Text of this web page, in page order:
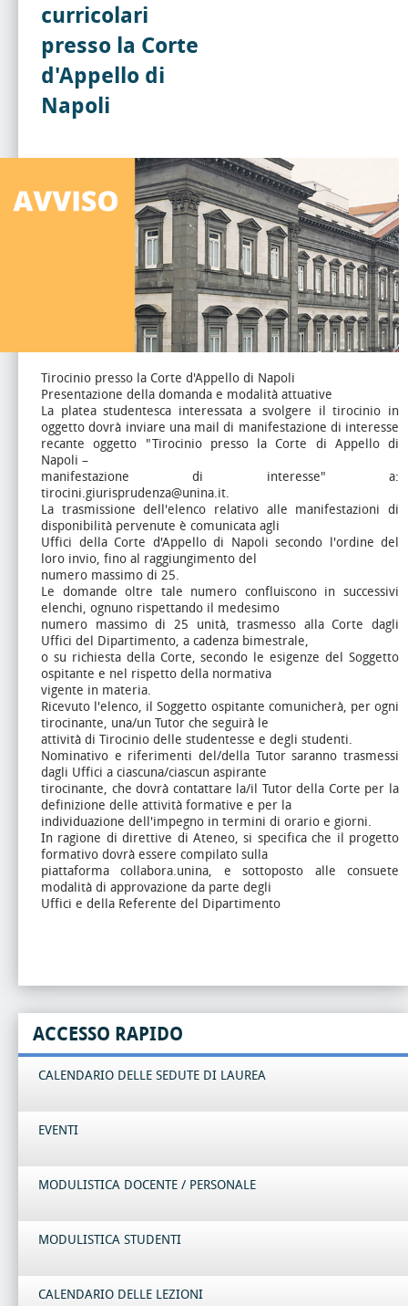
curricolari
presso la Corte
d'Appello di
Napoli
Tirocinio presso la Corte d'Appello di Napoli
Presentazione della domanda e modalità attuative
La platea studentesca interessata a svolgere il tirocinio in
oggetto dovrà inviare una mail di manifestazione di interesse
recante oggetto "Tirocinio presso la Corte di Appello di
Napoli –
manifestazione di interesse" a:
tirocini.giurisprudenza@unina.it.
La trasmissione dell'elenco relativo alle manifestazioni di
disponibilità pervenute è comunicata agli
Uffici della Corte d'Appello di Napoli secondo l'ordine del
loro invio, fino al raggiungimento del
numero massimo di 25.
Le domande oltre tale numero confluiscono in successivi
elenchi, ognuno rispettando il medesimo
numero massimo di 25 unità, trasmesso alla Corte dagli
Uffici del Dipartimento, a cadenza bimestrale,
o su richiesta della Corte, secondo le esigenze del Soggetto
ospitante e nel rispetto della normativa
vigente in materia.
Ricevuto l'elenco, il Soggetto ospitante comunicherà, per ogni
tirocinante, una/un Tutor che seguirà le
attività di Tirocinio delle studentesse e degli studenti.
Nominativo e riferimenti del/della Tutor saranno trasmessi
dagli Uffici a ciascuna/ciascun aspirante
tirocinante, che dovrà contattare la/il Tutor della Corte per la
definizione delle attività formative e per la
individuazione dell'impegno in termini di orario e giorni.
In ragione di direttive di Ateneo, si specifica che il progetto
formativo dovrà essere compilato sulla
piattaforma collabora.unina, e sottoposto alle consuete
modalità di approvazione da parte degli
Uffici e della Referente del Dipartimento
ACCESSO RAPIDO
CALENDARIO DELLE SEDUTE DI LAUREA
EVENTI
MODULISTICA DOCENTE / PERSONALE
MODULISTICA STUDENTI
CALENDARIO DELLE LEZIONI